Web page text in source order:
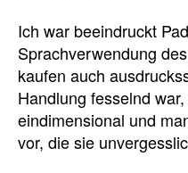
Ich war beeindruckt
Sprachverwendung
kaufen auch
Handlung fesselnd
eindimensional und
vor, die sie